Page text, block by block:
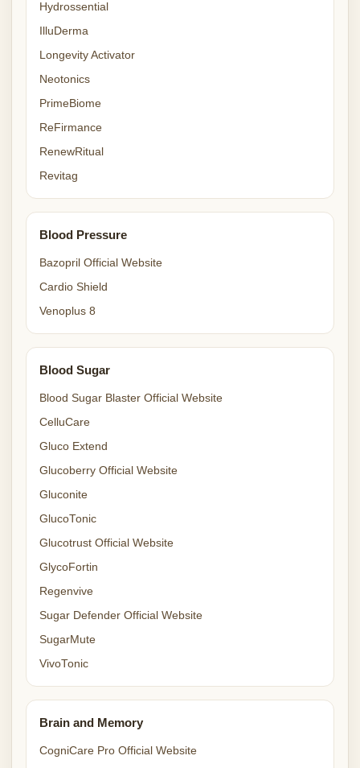
Hydrossential
IlluDerma
Longevity Activator
Neotonics
PrimeBiome
ReFirmance
RenewRitual
Revitag
Blood Pressure
Bazopril Official Website
Cardio Shield
Venoplus 8
Blood Sugar
Blood Sugar Blaster Official Website
CelluCare
Gluco Extend
Glucoberry Official Website
Gluconite
GlucoTonic
Glucotrust Official Website
GlycoFortin
Regenvive
Sugar Defender Official Website
SugarMute
VivoTonic
Brain and Memory
CogniCare Pro Official Website